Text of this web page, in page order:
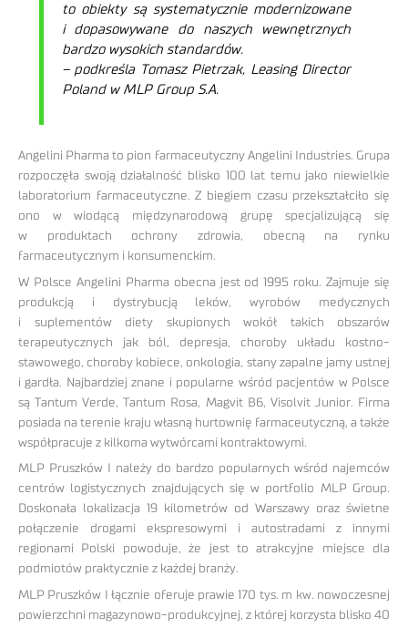
to obiekty są systematycznie modernizowane
i dopasowywane do naszych wewnętrznych
bardzo wysokich standardów.
– podkreśla Tomasz Pietrzak, Leasing Director
Poland w MLP Group S.A.
Angelini Pharma to pion farmaceutyczny Angelini Industries. Grupa
rozpoczęła swoją działalność blisko 100 lat temu jako niewielkie
laboratorium farmaceutyczne. Z biegiem czasu przekształciło się
ono w wiodącą międzynarodową grupę specjalizującą się
w produktach ochrony zdrowia, obecną na rynku
farmaceutycznym i konsumenckim.
W Polsce Angelini Pharma obecna jest od 1995 roku. Zajmuje się
produkcją i dystrybucją leków, wyrobów medycznych
i suplementów diety skupionych wokół takich obszarów
terapeutycznych jak ból, depresja, choroby układu kostno-
stawowego, choroby kobiece, onkologia, stany zapalne jamy ustnej
i gardła. Najbardziej znane i popularne wśród pacjentów w Polsce
są Tantum Verde, Tantum Rosa, Magvit B6, Visolvit Junior. Firma
posiada na terenie kraju własną hurtownię farmaceutyczną, a także
współpracuje z kilkoma wytwórcami kontraktowymi.
MLP Pruszków I należy do bardzo popularnych wśród najemców
centrów logistycznych znajdujących się w portfolio MLP Group.
Doskonała lokalizacja 19 kilometrów od Warszawy oraz świetne
połączenie drogami ekspresowymi i autostradami z innymi
regionami Polski powoduje, że jest to atrakcyjne miejsce dla
podmiotów praktycznie z każdej branży.
MLP Pruszków I łącznie oferuje prawie 170 tys. m kw. nowoczesnej
powierzchni magazynowo-produkcyjnej, z której korzysta blisko 40